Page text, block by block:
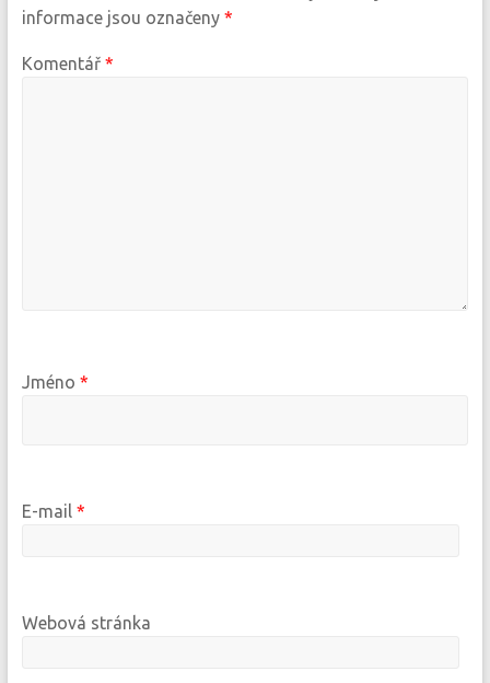
informace jsou označeny *
Komentář *
Jméno *
E-mail *
Webová stránka